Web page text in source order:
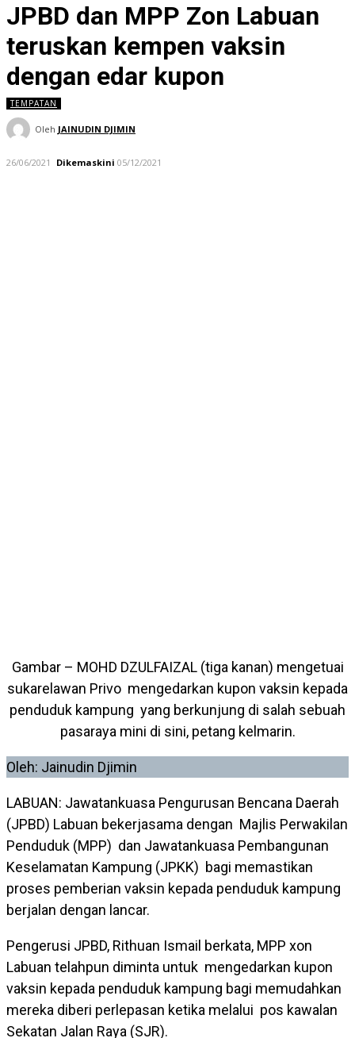
JPBD dan MPP Zon Labuan
teruskan kempen vaksin
dengan edar kupon
TEMPATAN
Oleh JAINUDIN DJIMIN
26/06/2021 Dikemaskini 05/12/2021
Gambar – MOHD DZULFAIZAL (tiga kanan) mengetuai
sukarelawan Privo mengedarkan kupon vaksin kepada
penduduk kampung yang berkunjung di salah sebuah
pasaraya mini di sini, petang kelmarin.
Oleh: Jainudin Djimin
LABUAN: Jawatankuasa Pengurusan Bencana Daerah
(JPBD) Labuan bekerjasama dengan Majlis Perwakilan
Penduduk (MPP) dan Jawatankuasa Pembangunan
Keselamatan Kampung (JPKK) bagi memastikan
proses pemberian vaksin kepada penduduk kampung
berjalan dengan lancar.
Pengerusi JPBD, Rithuan Ismail berkata, MPP xon
Labuan telahpun diminta untuk mengedarkan kupon
vaksin kepada penduduk kampung bagi memudahkan
mereka diberi perlepasan ketika melalui pos kawalan
Sekatan Jalan Raya (SJR).